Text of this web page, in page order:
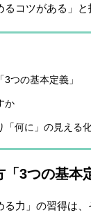
コツがある」と
つの基本定義」
か
「何に」の見える
3つの基本
る力」の習得は